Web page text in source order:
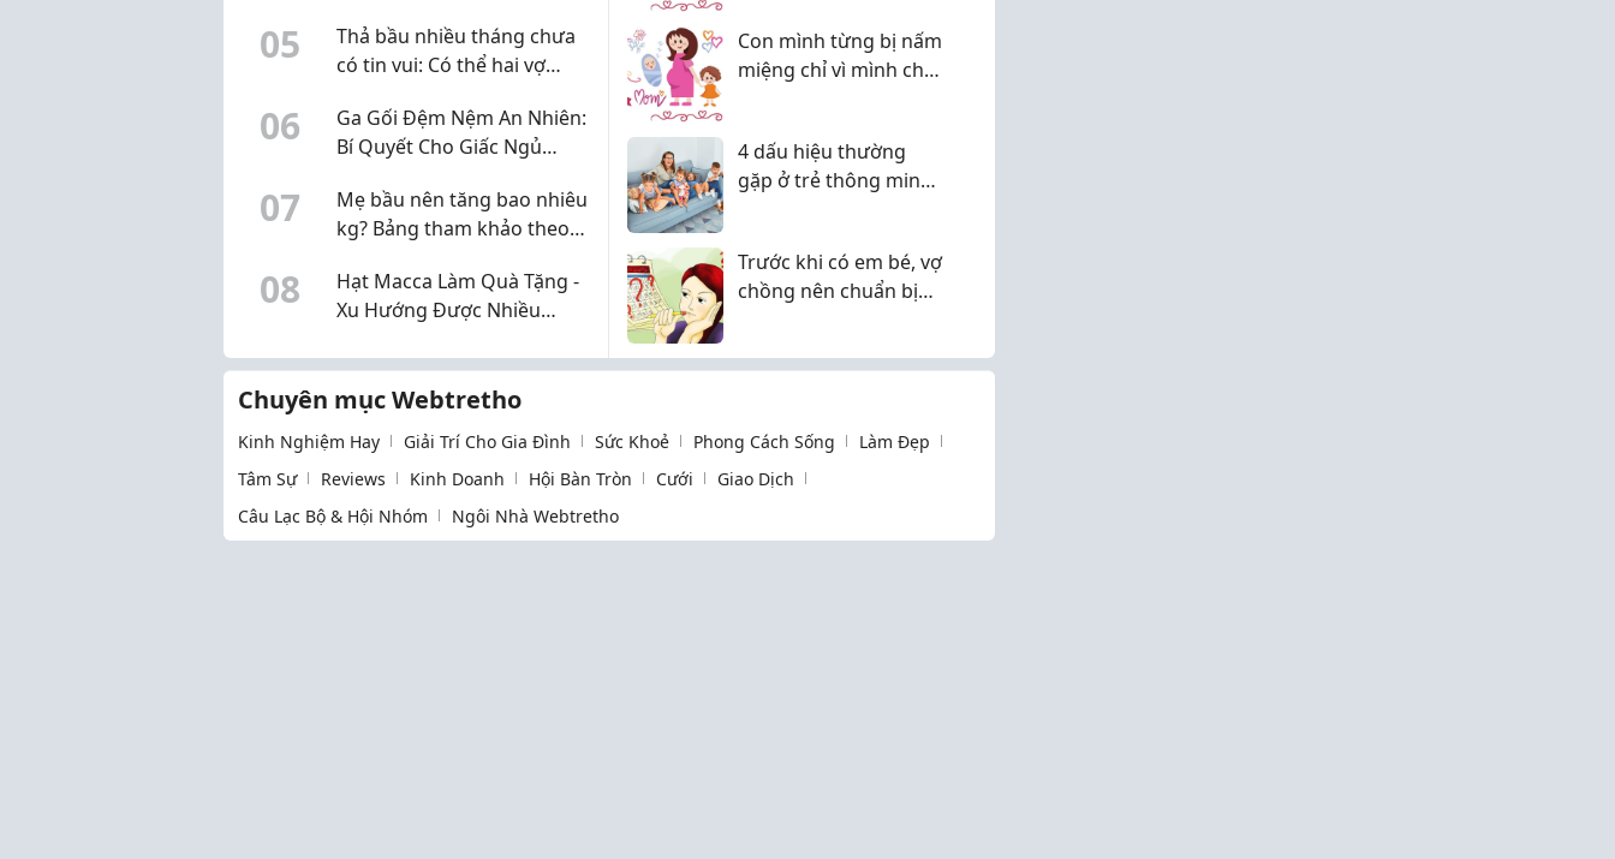
05
Thả bầu nhiều tháng chưa
có tin vui: Có thể hai vợ
đúng
06
Ga Gối Đệm Nệm An Nhiên:
Bí Quyết Cho Giấc Ngủ
07
Mẹ bầu nên tăng bao nhiêu
kg? Bảng tham khảo theo
08
Hạt Macca Làm Quà Tặng -
Xu Hướng Được Nhiều
Con mình từng bị nấm
miệng chỉ vì mình chủ
4 dấu hiệu thường
gặp ở trẻ thông minh:
Trước khi có em bé, vợ
chồng nên chuẩn bị
Chuyên mục Webtretho
Kinh Nghiệm Hay Giải Trí Cho Gia Đình Sức Khoẻ Phong Cách Sống
Làm Đẹp
Tâm Sự
Reviews Kinh Doanh Hội Bàn Tròn Cưới
Giao Dịch
Câu Lạc Bộ & Hội Nhóm
Ngôi Nhà Webtretho